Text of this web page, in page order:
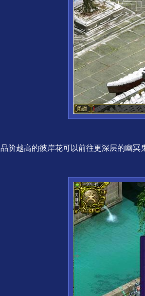
品阶越高的彼岸花可以前往更深层的幽